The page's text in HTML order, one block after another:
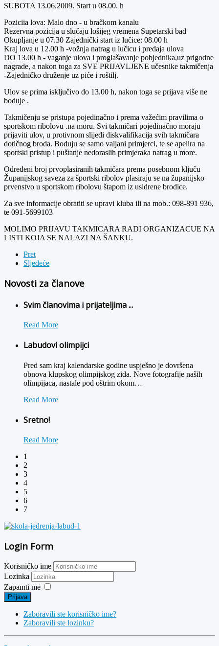
SUBOTA 13.06.2009. Start u 08.00. h
Poziciia lova: Malo dno - u bračkom kanalu
Rezervna pozicija u slučaju lošijeg vremena Supetarski bad
Okupljanje u 07.30 Zajednički start iz lučice: 08.00 h
Kraj lova u 12.00 h -vožnja natrag u lučicu i predaja ulova
DO 13.00 h - vaganje ulova i proglašavanje pobjednika,uz prigodne
nagrade, a nakon toga za SVE PRIJAVLJENE učesnike takmičenja
-Zajedničko druženje uz piće i roštilj.
Ulov se prima isključivo do 13.00 h, nakon toga se prijava više ne
boduje .
Takmičenju se pristupa pojedinačno i prema važećim pravilima o
sportskom ribolovu .na moru. Svi takmičari pojedinačno moraju
prijaviti ulov, u protivnom slijedi diskvalifikacija svih takmičara
dotičnog broda. Boduju se samo valjani primjerci, te se apelira na
sportski pristup i puštanje nedoraslih primjeraka natrag u more.
Određeni broj prvoplasiranih takmičara prema posebnom ključu
Županijskog saveza za športski ribolov plasiraju se na županijsko
prvenstvo u sportskom ribolovu štapom iz usidrene brodice.
Za sve informacije obratiti se upravi kluba ili na mob.: 098-891 936,
te 091-5699103
MOLIMO PRIJAVU TAKMICARA RADI ORGANIZACUE NA
LISTI KOJA SE NALAZI NA ŠANKU.
Pret
Sljedeće
Novosti za članove
Svim članovima i prijateljima ...
Read More
Labudovi olimpijci
Pred sam kraj kalendarske godine uspješno je dovršena
obnova klupskog olimpijskog zida. Nove fotografije naših
olimpijaca, nastale pod oštrim okom…
Read More
Sretno!
Read More
1
2
3
4
5
6
7
Login Form
Korisničko ime
Lozinka
Zapamti me
Prijava
Zaboravili ste korisničko ime?
Zaboravili ste lozinku?